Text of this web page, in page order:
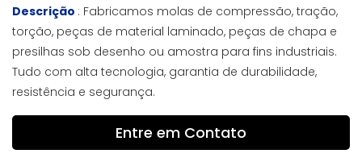
Descrição : Fabricamos molas de compressão, tração,
torção, peças de material laminado, peças de chapa e
presilhas sob desenho ou amostra para fins industriais.
Tudo com alta tecnologia, garantia de durabilidade,
resistência e segurança.
Entre em Contato